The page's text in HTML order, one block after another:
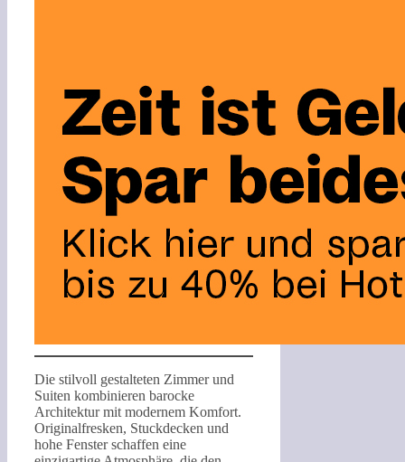
Die stilvoll gestalteten Zimmer und
Suiten kombinieren barocke
Architektur mit modernem Komfort.
Originalfresken, Stuckdecken und
hohe Fenster schaffen eine